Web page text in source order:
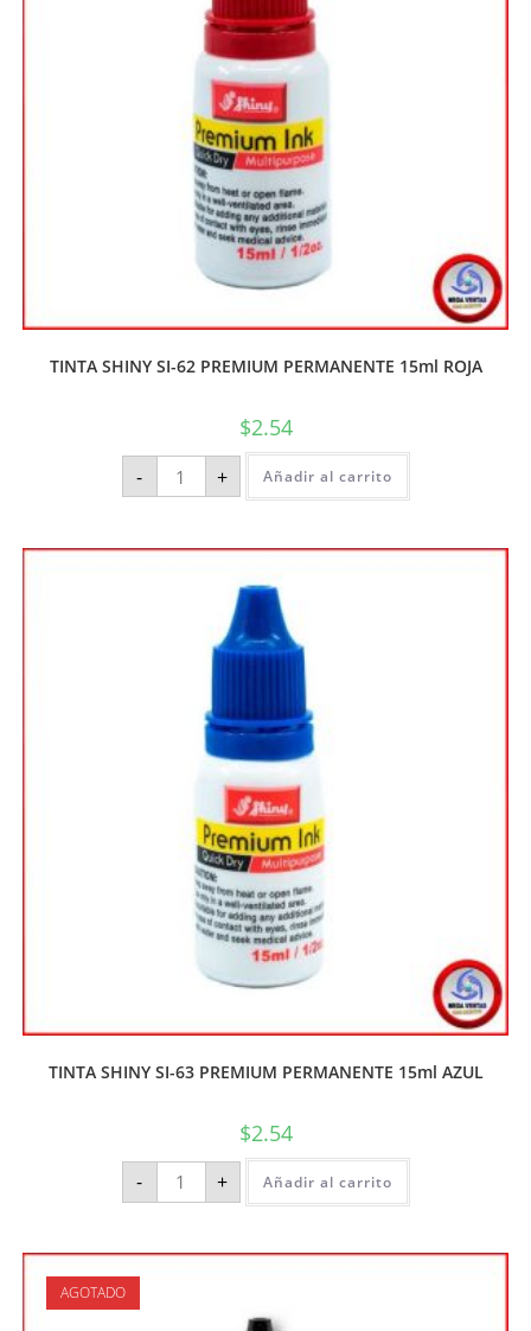
TINTA SHINY SI-62 PREMIUM PERMANENTE 15ml ROJA
$2.54
- + Añadir al carrito
TINTA SHINY SI-63 PREMIUM PERMANENTE 15ml AZUL
$2.54
- + Añadir al carrito
AGOTADO